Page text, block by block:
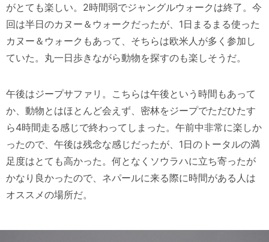
がとても楽しい。2時間弱でジャングルウォークは終了。今
回は半日のカヌー＆ウォークだったが、1日まるまる使った
カヌー＆ウォークもあって、そちらは欧米人が多く参加し
ていた。丸一日歩きながら動物を探すのも楽しそうだ。
午後はジープサファリ。こちらは午後という時間もあって
か、動物とはほとんど会えず、密林をジープでただひたす
ら4時間走る感じで終わってしまった。午前中非常に楽しか
ったので、午後は残念な感じだったが、1日のトータルの満
足度はとても高かった。何となくソウラハに立ち寄ったが
かなり良かったので、ネパールに来る際に時間がある人は
オススメの場所だ。